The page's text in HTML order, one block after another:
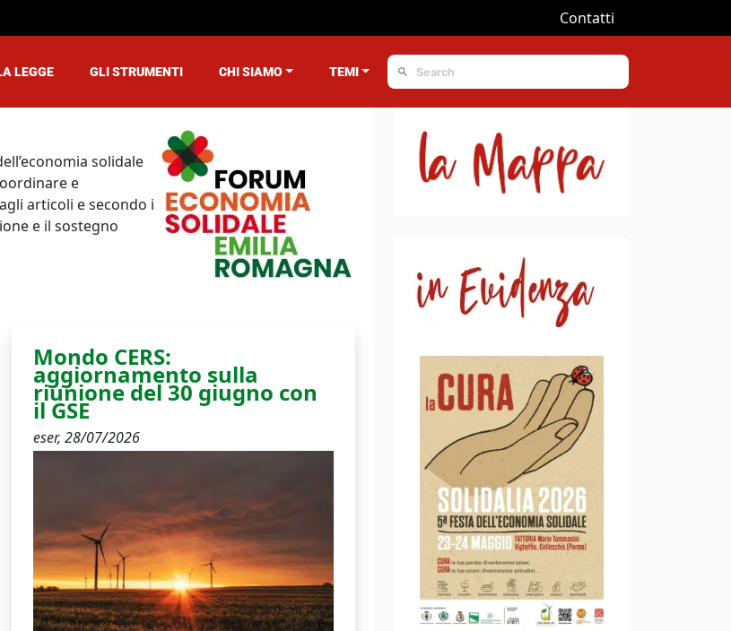
Contatti
LEGGE GLI STRUMENTI CHI SIAMO TEMI
solidale
e
articoli e secondo i
e il sostegno
Mondo CERS:
aggiornamento sulla
riunione del 30 giugno con
il GSE
eser, 28/07/2026